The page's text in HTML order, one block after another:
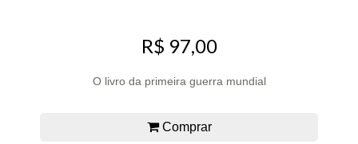
R$ 97,00
O livro da primeira guerra mundial
Comprar